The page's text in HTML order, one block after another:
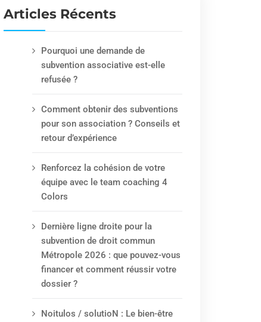
Articles Récents
Pourquoi une demande de
subvention associative est-elle
refusée ?
Comment obtenir des subventions
pour son association ? Conseils et
retour d’expérience
Renforcez la cohésion de votre
équipe avec le team coaching 4
Colors
Dernière ligne droite pour la
subvention de droit commun
Métropole 2026 : que pouvez-vous
financer et comment réussir votre
dossier ?
Noitulos / solutioN : Le bien-être